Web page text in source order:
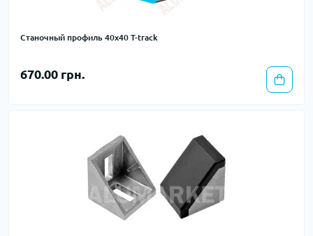
Станочный профиль 40х40 T-track
670.00 грн.